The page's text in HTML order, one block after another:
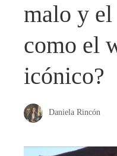
malo y el
como el
icónico?
Daniela Rincón